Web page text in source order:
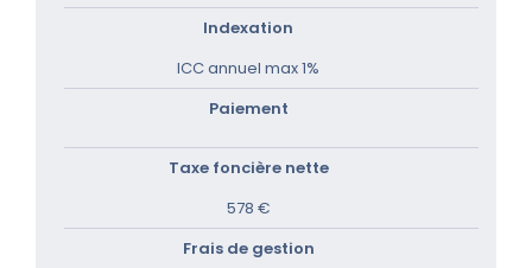
Indexation
ICC annuel max 1%
Paiement
Taxe foncière nette
578 €
Frais de gestion